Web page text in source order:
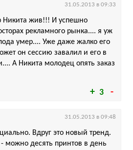
3
Никита жив!!! И успешно
рекламного рынка.... я уж
умер.... Уже даже жалко его
он сессию завалил и его в
А Никита молодец опять заказ
31.05.2013 в 09:33
Вдруг это новый тренд.
- можно десять принтов в день
31.05.2013 в 09:48